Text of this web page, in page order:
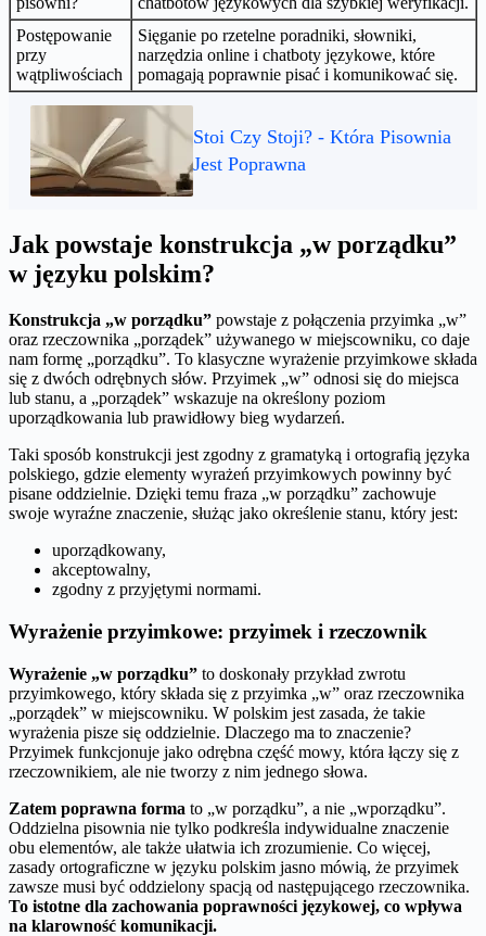
Postępowanie
przy
wątpliwościach
Sięganie po rzetelne poradniki, słowniki,
narzędzia online i chatboty językowe, które
pomagają poprawnie pisać i komunikować się.
Stoi Czy Stoji? - Która Pisownia
Jest Poprawna
Jak powstaje konstrukcja „w porządku”
w języku polskim?
Konstrukcja „w porządku” powstaje z połączenia przyimka „w”
oraz rzeczownika „porządek” używanego w miejscowniku, co daje
nam formę „porządku”. To klasyczne wyrażenie przyimkowe składa
się z dwóch odrębnych słów. Przyimek „w” odnosi się do miejsca
lub stanu, a „porządek” wskazuje na określony poziom
uporządkowania lub prawidłowy bieg wydarzeń.
Taki sposób konstrukcji jest zgodny z gramatyką i ortografią języka
polskiego, gdzie elementy wyrażeń przyimkowych powinny być
pisane oddzielnie. Dzięki temu fraza „w porządku” zachowuje
swoje wyraźne znaczenie, służąc jako określenie stanu, który jest:
uporządkowany,
akceptowalny,
zgodny z przyjętymi normami.
Wyrażenie przyimkowe: przyimek i rzeczownik
Wyrażenie „w porządku” to doskonały przykład zwrotu
przyimkowego, który składa się z przyimka „w” oraz rzeczownika
„porządek” w miejscowniku. W polskim jest zasada, że takie
wyrażenia pisze się oddzielnie. Dlaczego ma to znaczenie?
Przyimek funkcjonuje jako odrębna część mowy, która łączy się z
rzeczownikiem, ale nie tworzy z nim jednego słowa.
Zatem poprawna forma to „w porządku”, a nie „wporządku”.
Oddzielna pisownia nie tylko podkreśla indywidualne znaczenie
obu elementów, ale także ułatwia ich zrozumienie. Co więcej,
zasady ortograficzne w języku polskim jasno mówią, że przyimek
zawsze musi być oddzielony spacją od następującego rzeczownika.
To istotne dla zachowania poprawności językowej, co wpływa
na klarowność komunikacji.